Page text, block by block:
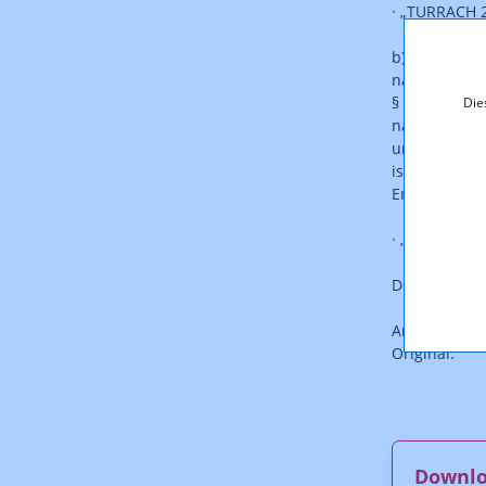
·
b) Der
nach
§ 81 Abs. 2
und einen
ist, zur
·
Der
Anmerkung:
Original.